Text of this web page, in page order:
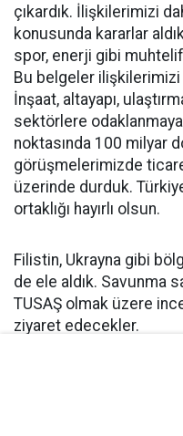
çıkardık. İlişkilerimizi
konusunda kararlar
spor, enerji gibi
Bu belgeler ilişkilerimizi
İnşaat, altayapı,
sektörlere
noktasında 100 milyar
görüşmelerimizde
üzerinde durduk.
ortaklığı hayırlı olsun.
Filistin, Ukrayna gibi
de ele aldık. Savunma
TUSAŞ olmak üzere
ziyaret edecekler.